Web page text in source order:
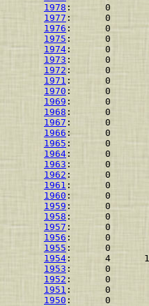
1978 :      0
1977 :      0
1976 :      0
1975 :      0
1974 :      0
1973 :      0
1972 :      0
1971 :      0
1970 :      0
1969 :      0
1968 :      0
1967 :      0
1966 :      0
1965 :      0
1964 :      0
1963 :      0
1962 :      0
1961 :      0
1960 :      0
1959 :      0
1958 :      0
1957 :      0
1956 :      0
1955 :      0
1954 :      4
1953 :      0
1952 :      0
1951 :      0
1950 :      0